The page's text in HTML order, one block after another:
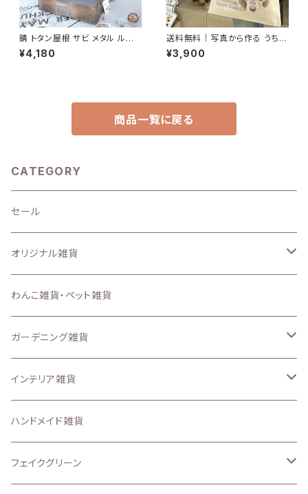
錆 トタン屋根 サビ メタル ルー
フプランター B azi-azi
¥4,180
送料無料｜写真から作る うちの
子キャンバスサコッシュ｜名入れ
無料・ナチュラル素材
¥3,900
商品一覧に戻る
CATEGORY
セール
オリジナル雑貨
キーホルダー
ステンシルシート
スマートフォンケース、iPadケース
ステッカー
アイロンプリントシート
わんこ雑貨・ペット雑貨
ガーデニング雑貨
なし
ガーデン ピック
置物・オーナメント
インテリア雑貨
収納・インテリア用品
壁面、ハンギング雑貨
ハンドメイド雑貨
フェイクグリーン